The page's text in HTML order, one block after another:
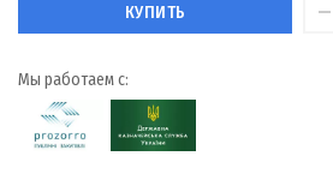
КУПИТЬ
Мы работаем с: